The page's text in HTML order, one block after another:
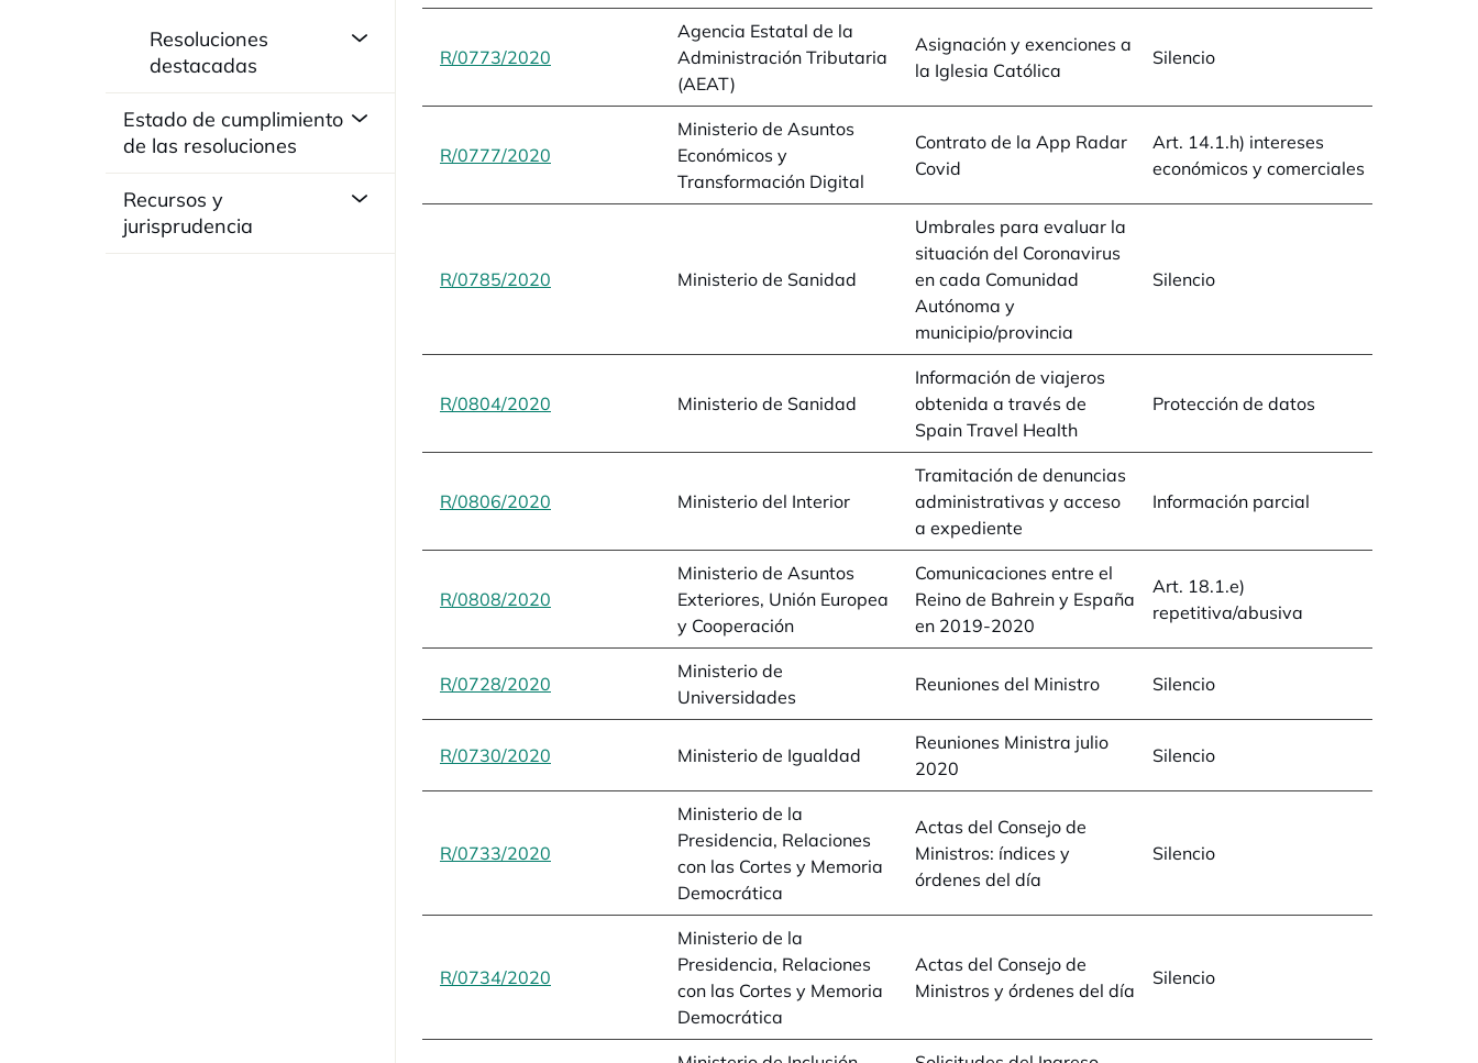
Resoluciones
destacadas
Estado de cumplimiento
de las resoluciones
Recursos y
jurisprudencia
R/0773/2020 se abre en una pestaña nueva
Agencia Estatal de la
Administración Tributaria
(AEAT)
Asignación y exenciones a
la Iglesia Católica
Silencio
R/0777/2020 se abre en una pestaña nueva
Ministerio de Asuntos
Económicos y
Transformación Digital
Contrato de la App Radar
Covid
Art. 14.1.h) intereses
económicos y comerciales
R/0785/2020 se abre en una pestaña nueva
Ministerio de Sanidad
Umbrales para evaluar la
situación del Coronavirus
en cada Comunidad
Autónoma y
municipio/provincia
Silencio
R/0804/2020 se abre en una pestaña nueva
Ministerio de Sanidad
Información de viajeros
obtenida a través de
Spain Travel Health
Protección de datos
R/0806/2020 se abre en una pestaña nueva
Ministerio del Interior
Tramitación de denuncias
administrativas y acceso
a expediente
Información parcial
R/0808/2020 se abre en una pestaña nueva
Ministerio de Asuntos
Exteriores, Unión Europea
y Cooperación
Comunicaciones entre el
Reino de Bahrein y España
en 2019-2020
Art. 18.1.e)
repetitiva/abusiva
R/0728/2020 se abre en una pestaña nueva
Ministerio de
Universidades
Reuniones del Ministro Silencio
R/0730/2020 se abre en una pestaña nueva
Ministerio de Igualdad
Reuniones Ministra julio
2020
Silencio
R/0733/2020 se abre en una pestaña nueva
Ministerio de la
Presidencia, Relaciones
con las Cortes y Memoria
Democrática
Actas del Consejo de
Ministros: índices y
órdenes del día
Silencio
R/0734/2020 se abre en una pestaña nueva
Ministerio de la
Presidencia, Relaciones
con las Cortes y Memoria
Democrática
Actas del Consejo de
Ministros y órdenes del día
Silencio